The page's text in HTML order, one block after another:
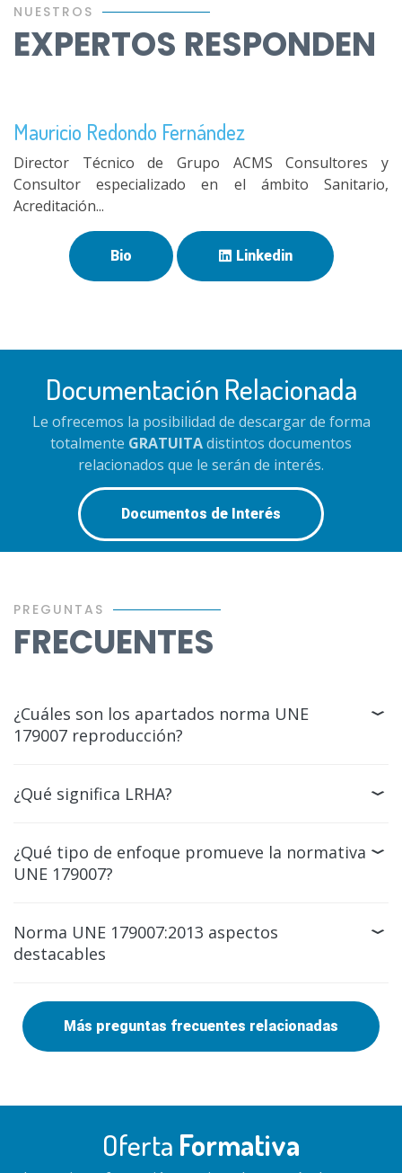
NUESTROS
EXPERTOS RESPONDEN
Mauricio Redondo Fernández
Director Técnico de Grupo ACMS Consultores y
Consultor especializado en el ámbito Sanitario,
Acreditación...
Bio Linkedin
Documentación Relacionada
Le ofrecemos la posibilidad de descargar de forma
totalmente GRATUITAdistintos documentos
relacionados que le serán de interés.
Documentos de Interés
PREGUNTAS
FRECUENTES
¿Cuáles son los apartados norma UNE
179007 reproducción?
¿Qué significa LRHA?
¿Qué tipo de enfoque promueve la normativa
UNE 179007?
Norma UNE 179007:2013 aspectos
destacables
Más preguntas frecuentes relacionadas
Oferta Formativa